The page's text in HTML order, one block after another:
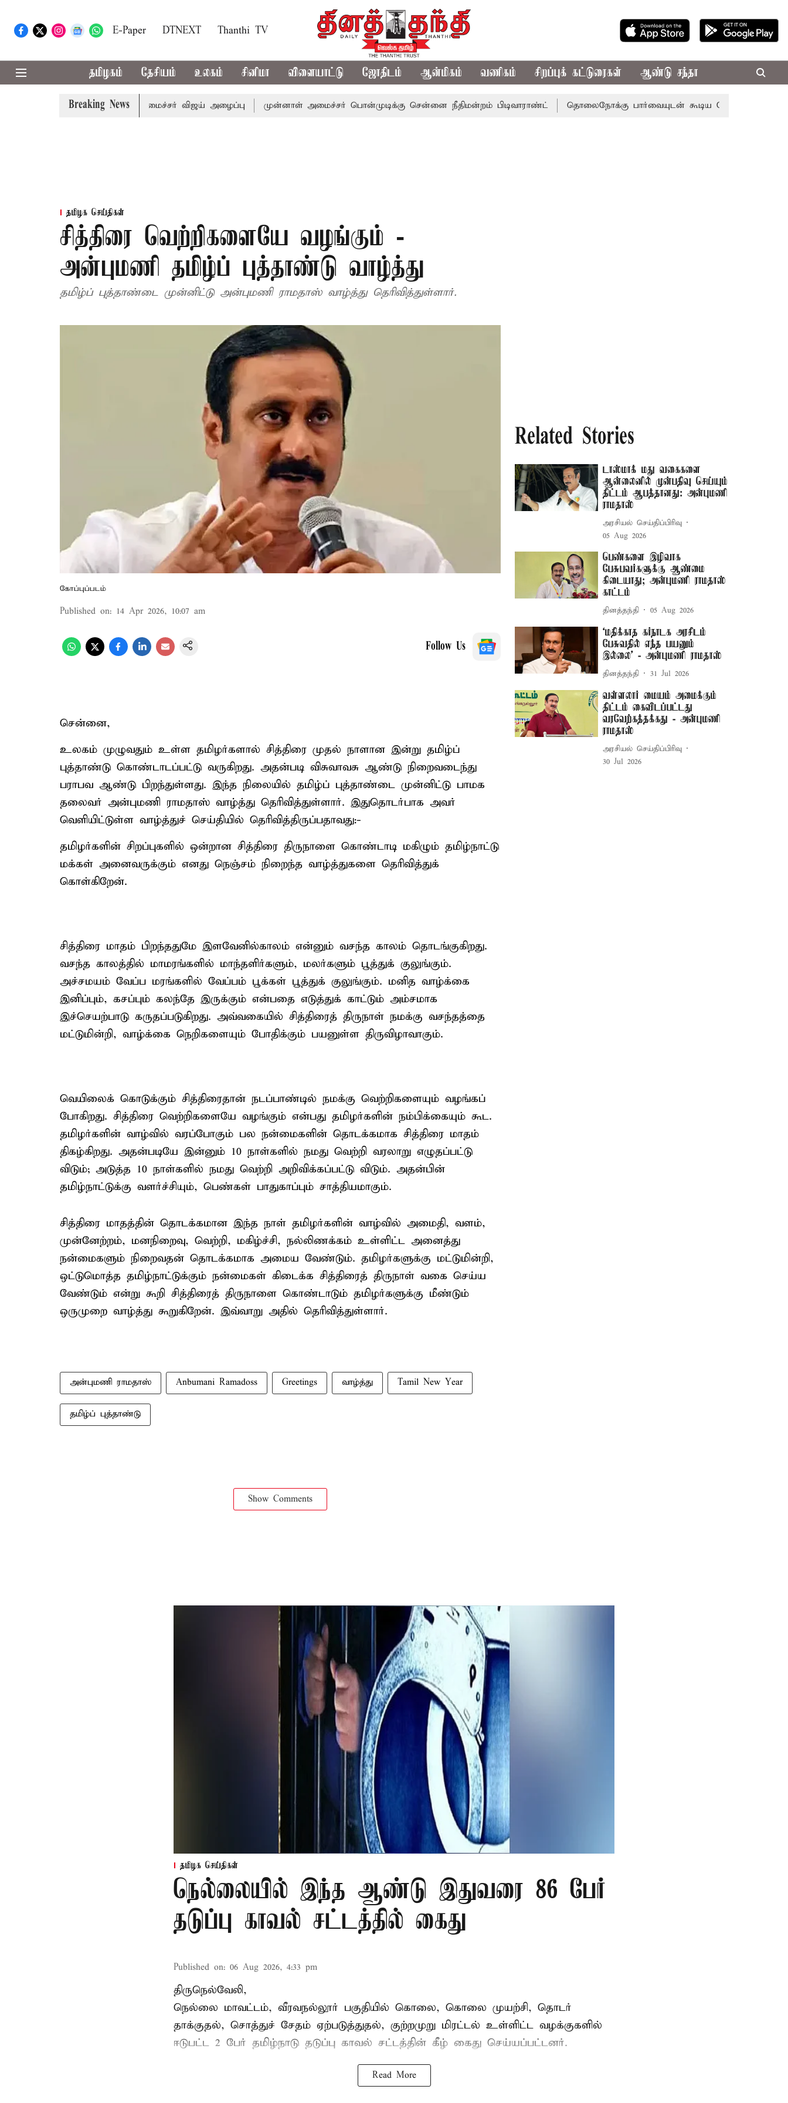
E-Paper DTNEXT Thanthi TV
தமிழகம் தேசியம் உலகம் சினிமா விளையாட்டு ஜோதிடம் ஆன்மிகம் வணிகம் சிறப்புக் கட்டுரைகள் ஆண்டு சந்தா
Breaking News
கூட்டத்துக்கு முதல்-அமைச்சர் விஜய் அழைப்பு முன்னாள் அமைச்சர் பொன்முடிக்கு சென்னை நீதிமன்றம் பிடிவாராண்ட் தொலைநோக்கு பார்வையுடன் கூடிய வேளாண் பட்ஜெட்:
தமிழக செய்திகள்
சித்திரை வெற்றிகளையே வழங்கும் -
அன்புமணி தமிழ்ப் புத்தாண்டு வாழ்த்து
தமிழ்ப் புத்தாண்டை முன்னிட்டு அன்புமணி ராமதாஸ் வாழ்த்து தெரிவித்துள்ளார்.
கோப்புப்படம்
Published on: 14 Apr 2026, 10:07 am
Follow Us
சென்னை,
உலகம் முழுவதும் உள்ள தமிழர்களால் சித்திரை முதல் நாளான இன்று தமிழ்ப்
புத்தாண்டு கொண்டாடப்பட்டு வருகிறது. அதன்படி விசுவாவசு ஆண்டு நிறைவடைந்து
பராபவ ஆண்டு பிறந்துள்ளது. இந்த நிலையில் தமிழ்ப் புத்தாண்டை முன்னிட்டு பாமக
தலைவர் அன்புமணி ராமதாஸ் வாழ்த்து தெரிவித்துள்ளார். இதுதொடர்பாக அவர்
வெளியிட்டுள்ள வாழ்த்துச் செய்தியில் தெரிவித்திருப்பதாவது:-
தமிழர்களின் சிறப்புகளில் ஒன்றான சித்திரை திருநாளை கொண்டாடி மகிழும் தமிழ்நாட்டு
மக்கள் அனைவருக்கும் எனது நெஞ்சம் நிறைந்த வாழ்த்துகளை தெரிவித்துக்
கொள்கிறேன்.
சித்திரை மாதம் பிறந்ததுமே இளவேனில்காலம் என்னும் வசந்த காலம் தொடங்குகிறது.
வசந்த காலத்தில் மாமரங்களில் மாந்தளிர்களும், மலர்களும் பூத்துக் குலுங்கும்.
அச்சமயம் வேப்ப மரங்களில் வேப்பம் பூக்கள் பூத்துக் குலுங்கும். மனித வாழ்க்கை
இனிப்பும், கசப்பும் கலந்தே இருக்கும் என்பதை எடுத்துக் காட்டும் அம்சமாக
இச்செயற்பாடு கருதப்படுகிறது. அவ்வகையில் சித்திரைத் திருநாள் நமக்கு வசந்தத்தை
மட்டுமின்றி, வாழ்க்கை நெறிகளையும் போதிக்கும் பயனுள்ள திருவிழாவாகும்.
வெயிலைக் கொடுக்கும் சித்திரைதான் நடப்பாண்டில் நமக்கு வெற்றிகளையும் வழங்கப்
போகிறது. சித்திரை வெற்றிகளையே வழங்கும் என்பது தமிழர்களின் நம்பிக்கையும் கூட.
தமிழர்களின் வாழ்வில் வரப்போகும் பல நன்மைகளின் தொடக்கமாக சித்திரை மாதம்
திகழ்கிறது. அதன்படியே இன்னும் 10 நாள்களில் நமது வெற்றி வரலாறு எழுதப்பட்டு
விடும்; அடுத்த 10 நாள்களில் நமது வெற்றி அறிவிக்கப்பட்டு விடும். அதன்பின்
தமிழ்நாட்டுக்கு வளர்ச்சியும், பெண்கள் பாதுகாப்பும் சாத்தியமாகும்.
சித்திரை மாதத்தின் தொடக்கமான இந்த நாள் தமிழர்களின் வாழ்வில் அமைதி, வளம்,
முன்னேற்றம், மனநிறைவு, வெற்றி, மகிழ்ச்சி, நல்லிணக்கம் உள்ளிட்ட அனைத்து
நன்மைகளும் நிறைவதன் தொடக்கமாக அமைய வேண்டும். தமிழர்களுக்கு மட்டுமின்றி,
ஒட்டுமொத்த தமிழ்நாட்டுக்கும் நன்மைகள் கிடைக்க சித்திரைத் திருநாள் வகை செய்ய
வேண்டும் என்று கூறி சித்திரைத் திருநாளை கொண்டாடும் தமிழர்களுக்கு மீண்டும்
ஒருமுறை வாழ்த்து கூறுகிறேன். இவ்வாறு அதில் தெரிவித்துள்ளார்.
அன்புமணி ராமதாஸ் Anbumani Ramadoss Greetings வாழ்த்து Tamil New Year
தமிழ்ப் புத்தாண்டு
Show Comments
Related Stories
டாஸ்மாக் மது வகைகளை
ஆன்லைனில் முன்பதிவு செய்யும்
திட்டம் ஆபத்தானது: அன்புமணி
ராமதாஸ்
அரசியல் செய்திப்பிரிவு
05 Aug 2026
பெண்களை இழிவாக
பேசுபவர்களுக்கு ஆண்மை
கிடையாது; அன்புமணி ராமதாஸ்
காட்டம்
தினத்தந்தி 05 Aug 2026
‘மதிக்காத கர்நாடக அரசிடம்
பேசுவதில் எந்த பயனும்
இல்லை’ - அன்புமணி ராமதாஸ்
தினத்தந்தி 31 Jul 2026
வள்ளலார் மையம் அமைக்கும்
திட்டம் கைவிடப்பட்டது
வரவேற்கத்தக்கது - அன்புமணி
ராமதாஸ்
அரசியல் செய்திப்பிரிவு
30 Jul 2026
தமிழக செய்திகள்
நெல்லையில் இந்த ஆண்டு இதுவரை 86 பேர்
தடுப்பு காவல் சட்டத்தில் கைது
Published on: 06 Aug 2026, 4:33 pm
திருநெல்வேலி,
நெல்லை மாவட்டம், வீரவநல்லூர் பகுதியில் கொலை, கொலை முயற்சி, தொடர்
தாக்குதல், சொத்துச் சேதம் ஏற்படுத்துதல், குற்றமுறு மிரட்டல் உள்ளிட்ட வழக்குகளில்
ஈடுபட்ட 2 பேர் தமிழ்நாடு தடுப்பு காவல் சட்டத்தின் கீழ் கைது செய்யப்பட்டனர்.
Read More